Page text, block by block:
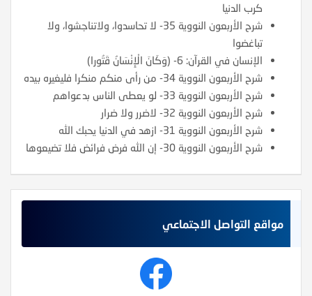
كرب الدنيا
شرح الأربعون النووية 35- لا تحاسدوا، ولاتناجشوا، ولا
تباغضوا
الإنسان في القرآن: 6- (وَكَانَ الْإِنْسَانُ قَتُورا)
شرح الأربعون النووية 34- من رأى منكم منكرا فليغيره بيده
شرح الأربعون النووية 33- لو يعطى الناس بدعواهم
شرح الأربعون النووية 32- لاضرر ولا ضرار
شرح الأربعون النووية 31- ازهد في الدنيا يحبك الله
شرح الأربعون النووية 30- إن الله فرض فرائض فلا تضيعوها
مواقع التواصل الاجتماعي